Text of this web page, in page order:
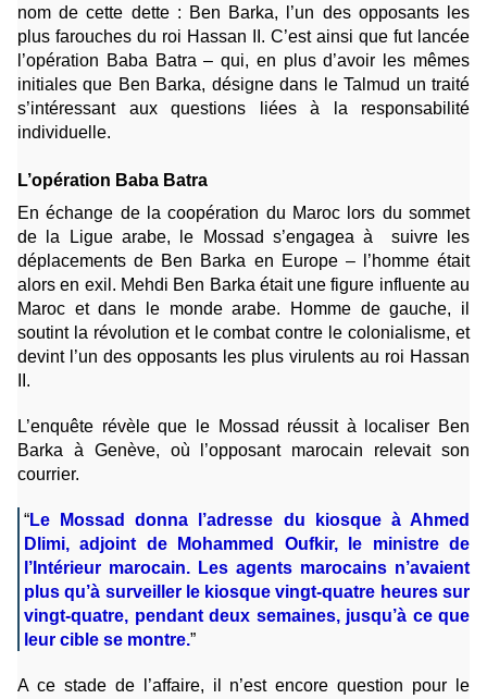
nom de cette dette : Ben Barka, l’un des opposants les
plus farouches du roi Hassan II. C’est ainsi que fut lancée
l’opération Baba Batra – qui, en plus d’avoir les mêmes
initiales que Ben Barka, désigne dans le Talmud un traité
s’intéressant aux questions liées à la responsabilité
individuelle.
L’opération Baba Batra
En échange de la coopération du Maroc lors du sommet
de la Ligue arabe, le Mossad s’engagea à suivre les
déplacements de Ben Barka en Europe – l’homme était
alors en exil. Mehdi Ben Barka était une figure influente au
Maroc et dans le monde arabe. Homme de gauche, il
soutint la révolution et le combat contre le colonialisme, et
devint l’un des opposants les plus virulents au roi Hassan
II.
L’enquête révèle que le Mossad réussit à localiser Ben
Barka à Genève, où l’opposant marocain relevait son
courrier.
“Le Mossad donna l’adresse du kiosque à Ahmed
Dlimi, adjoint de Mohammed Oufkir, le ministre de
l’Intérieur marocain. Les agents marocains n’avaient
plus qu’à surveiller le kiosque vingt-quatre heures sur
vingt-quatre, pendant deux semaines, jusqu’à ce que
leur cible se montre.”
A ce stade de l’affaire, il n’est encore question pour le